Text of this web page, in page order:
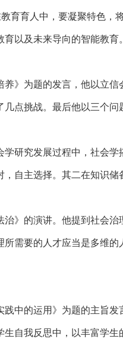
育育人中，要凝聚特色，
以及未来导向的智能教育
》为题的发言，他以立
点挑战。最后他以三个
研究发展过程中，社会
自主选择。其二在知识
》的演讲。他提到社会治
需要的人才应当是多维的
中的运用》为题的主旨
自我反思中，以丰富学